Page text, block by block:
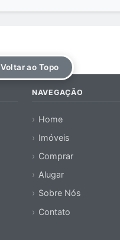
Voltar ao Topo
NAVEGAÇÃO
Home
Imóveis
Comprar
Alugar
Sobre Nós
Contato